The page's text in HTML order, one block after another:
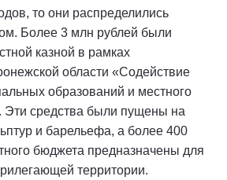
то они распределились
Более 3 млн рублей были
казной в рамках
области «Содействие
образований и местного
Эти средства были пущены на
и барельефа, а более 400
бюджета предназначены для
территории.